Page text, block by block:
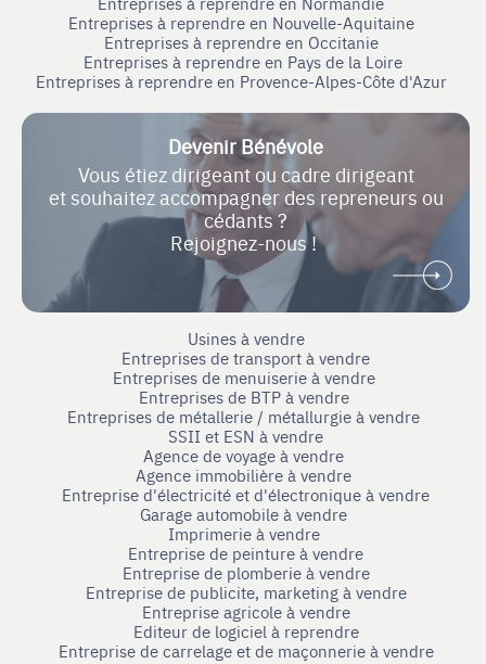
Entreprises à reprendre en Nouvelle-Aquitaine
Entreprises à reprendre en Occitanie
Entreprises à reprendre en Pays de la Loire
Entreprises à reprendre en Provence-Alpes-Côte d'Azur
Devenir Bénévole
Vous étiez dirigeant ou cadre dirigeant
et souhaitez accompagner des repreneurs ou
cédants ?
Rejoignez-nous !
Usines à vendre
Entreprises de transport à vendre
Entreprises de menuiserie à vendre
Entreprises de BTP à vendre
Entreprises de métallerie / métallurgie à vendre
SSII et ESN à vendre
Agence de voyage à vendre
Agence immobilière à vendre
Entreprise d'électricité et d'électronique à vendre
Garage automobile à vendre
Imprimerie à vendre
Entreprise de peinture à vendre
Entreprise de plomberie à vendre
Entreprise de publicite, marketing à vendre
Entreprise agricole à vendre
Editeur de logiciel à reprendre
Entreprise de carrelage et de maçonnerie à vendre